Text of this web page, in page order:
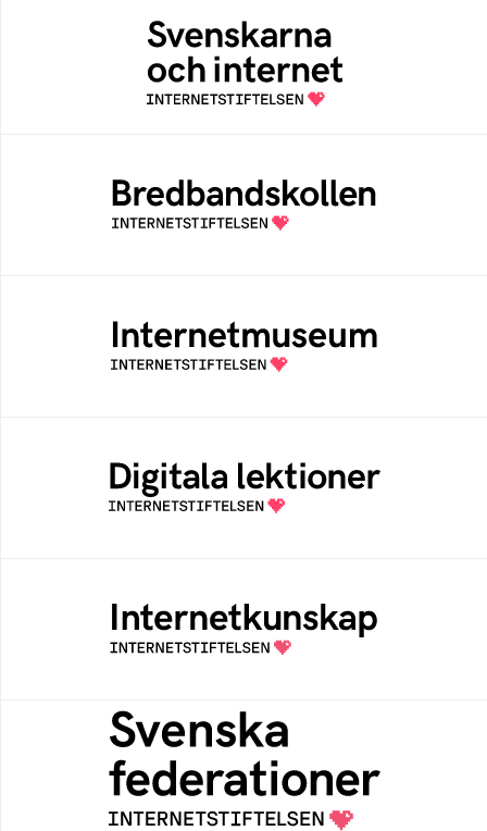
Svenskarna och internet
En årlig studie av svenska folkets
internetvanor
Bredbandskollen är ett oberoende
konsumentverktyg som drivs av
Internetstiftelsen
Ett digitalt museum som byggts, och kureras
av Internetstiftelsen
Öppen digital lärresurs med färdiga lektioner
för alla stadier i grundskolan
Samlad kunskap som hjälper dig att bli en
säker och medveten internetanvändare
Svenska federationer
Grunden för medlemskap i en sektors- eller
kontextspecifik federation